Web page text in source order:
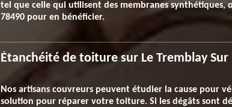
tel que celle qui utilisent des membranes synthétiques,
78490 pour en bénéficier.
Étanchéité de toiture sur Le Tremblay
Nos artisans couvreurs peuvent étudier la cause pour
solution pour réparer votre toiture. Si les dégâts sont